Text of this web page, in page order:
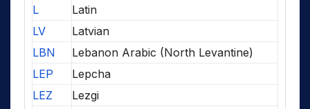
L
Latin
LV
Latvian
LBN
Lebanon Arabic (North Levantine)
LEP
Lepcha
LEZ
Lezgi